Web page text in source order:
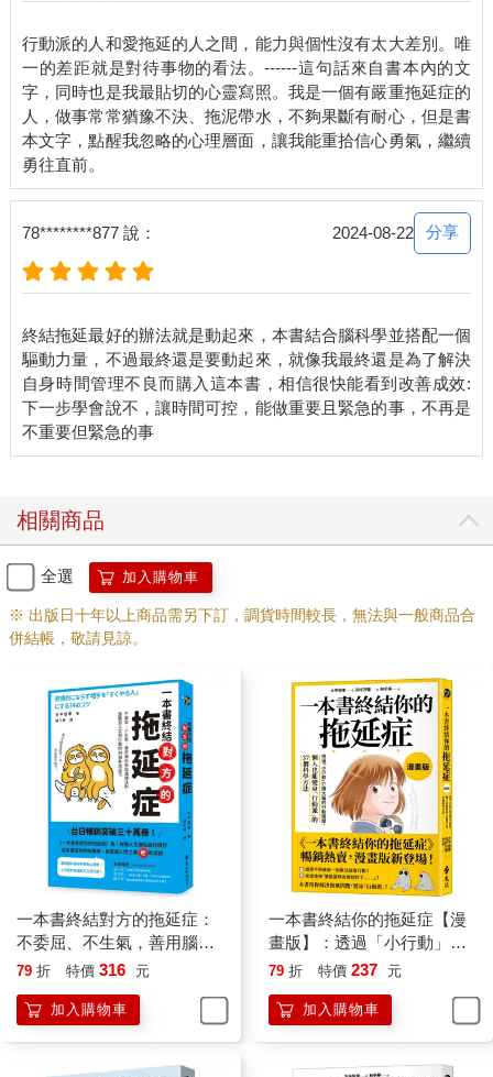
行動派的人和愛拖延的人之間，能力與個性沒有太大差別。唯
一的差距就是對待事物的看法。------這句話來自書本內的文
字，同時也是我最貼切的心靈寫照。我是一個有嚴重拖延症的
人，做事常常猶豫不決、拖泥帶水，不夠果斷有耐心，但是書
本文字，點醒我忽略的心理層面，讓我能重拾信心勇氣，繼續
78********877 說： 2024-08-22 分享
終結拖延最好的辦法就是動起來，本書結合腦科學並搭配一個
驅動力量，不過最終還是要動起來，就像我最終還是為了解決
自身時間管理不良而購入這本書，相信很快能看到改善成效:
下一步學會說不，讓時間可控，能做重要且緊急的事，不再是
不重要但緊急的事
相關商品
全選 加入購物車
※ 出版日十年以上商品需另下訂，調貨時間較長，無法與一般商品合
併結帳，敬請見諒。
一本書終結對方的拖延症：
不委屈、不生氣，善用腦科
學與溝通法則，激勵別人立
79 折 特價 316 元
加入購物車
一本書終結你的拖延症【漫
畫版】：透過「小行動」打
開大腦的行動開關，懶人也
學方法
79 折 特價 237 元
加入購物車